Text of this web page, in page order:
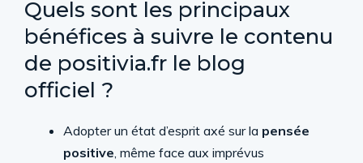
Quels sont les principaux
bénéfices à suivre le contenu
de positivia.fr le blog
officiel ?
Adopter un état d’esprit axé sur la pensée
positive, même face aux imprévus